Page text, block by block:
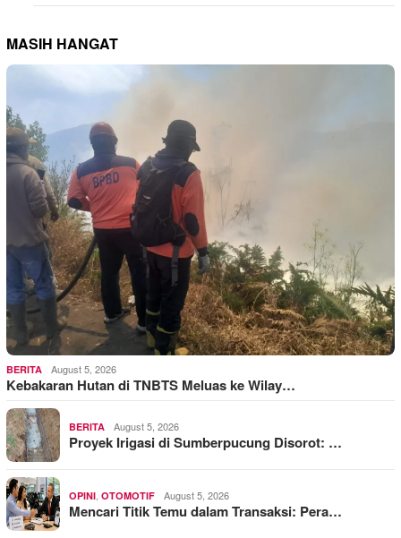
MASIH HANGAT
BERITA August 5, 2026
Kebakaran Hutan di TNBTS Meluas ke Wilay…
BERITA August 5, 2026
Proyek Irigasi di Sumberpucung Disorot: …
OPINI OTOMOTIF August 5, 2026
Mencari Titik Temu dalam Transaksi: Pera…